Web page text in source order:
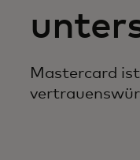
Mastercard